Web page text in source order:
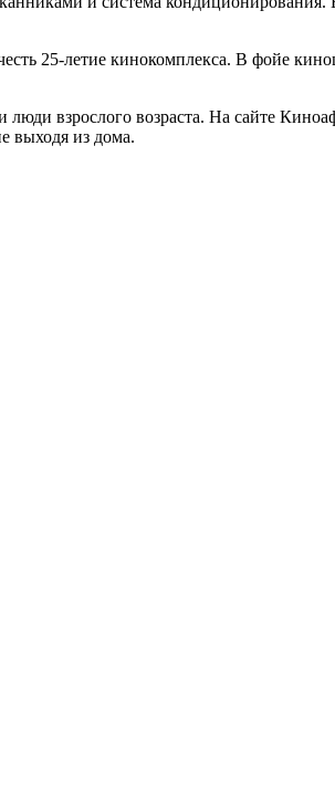
25-летие кинокомплекса. В фойе
люди взрослого возраста. На сайте
выходя из дома.